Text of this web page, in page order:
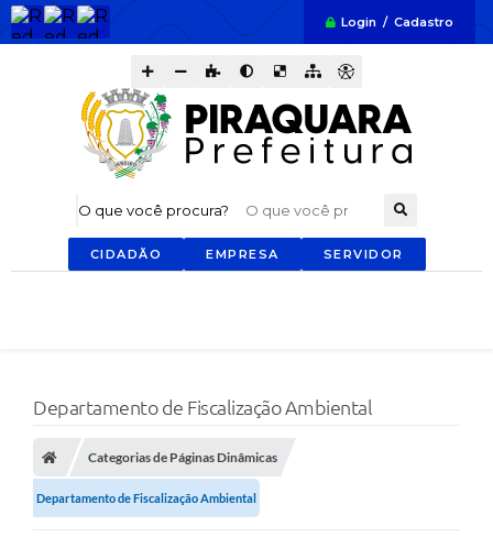
Login / Cadastro
O que você procura?
CIDADÃO EMPRESA SERVIDOR
Departamento de Fiscalização Ambiental
Categorias de Páginas Dinâmicas
Departamento de Fiscalização Ambiental